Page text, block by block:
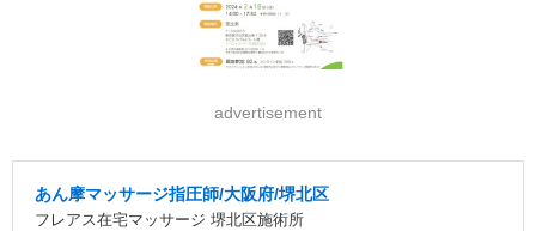
advertisement
あん摩マッサージ指圧師/大阪府/堺北区
フレアス在宅マッサージ 堺北区施術所